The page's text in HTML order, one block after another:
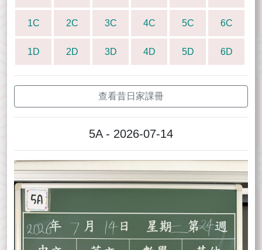
1C 2C 3C 4C 5C 6C
1D 2D 3D 4D 5D 6D
查看昔日家課冊
5A - 2026-07-14